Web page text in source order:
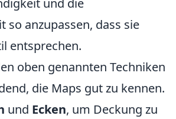
und die
so anzupassen, dass sie
entsprechen.
oben genannten Techniken
die Maps gut zu kennen.
und Ecken, um Deckung zu